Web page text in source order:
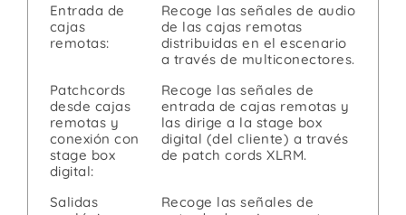
Entrada de
cajas
remotas:
Recoge las señales de audio
de las cajas remotas
distribuidas en el escenario
a través de multiconectores.
Patchcords
desde cajas
remotas y
conexión con
stage box
digital:
Recoge las señales de
entrada de cajas remotas y
las dirige a la stage box
digital (del cliente) a través
de patch cords XLRM.
Salidas
Recoge las señales de